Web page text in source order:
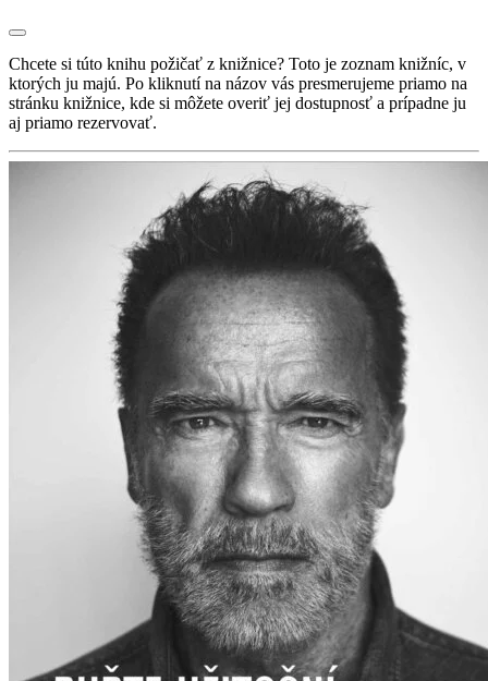
Chcete si túto knihu požičať z knižnice? Toto je zoznam knižníc, v
ktorých ju majú. Po kliknutí na názov vás presmerujeme priamo na
stránku knižnice, kde si môžete overiť jej dostupnosť a prípadne ju
aj priamo rezervovať.